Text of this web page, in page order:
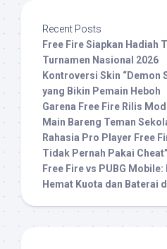
Recent Posts
Free Fire Siapkan Hadiah
Turnamen Nasional 2026
Kontroversi Skin “Demon
yang Bikin Pemain Heboh
Garena Free Fire Rilis
Main Bareng Teman
Rahasia Pro Player Free
Tidak Pernah Pakai Cheat”
Free Fire vs PUBG
Hemat Kuota dan Baterai